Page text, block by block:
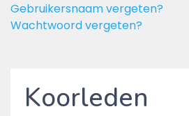
Gebruikersnaam vergeten?
Wachtwoord vergeten?
Koorleden